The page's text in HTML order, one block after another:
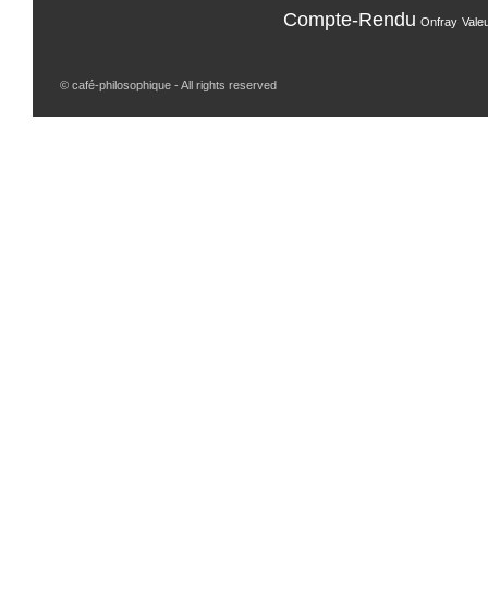
Compte-Rendu Onfray
© café-philosophique - All rights reserved